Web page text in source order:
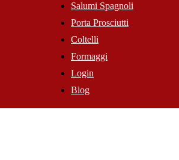
Salumi Spagnoli
Porta Prosciutti
Coltelli
Formaggi
Login
Blog